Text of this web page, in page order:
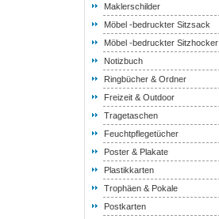
Maklerschilder
Möbel -bedruckter Sitzsack
Möbel -bedruckter Sitzhocker
Notizbuch
Ringbücher & Ordner
Freizeit & Outdoor
Tragetaschen
Feuchtpflegetücher
Poster & Plakate
Plastikkarten
Trophäen & Pokale
Postkarten